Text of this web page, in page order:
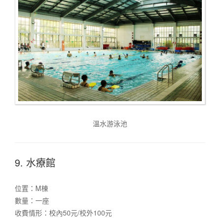
溫水游泳池
9. 水療館
位置：M棟
數量：一座
收費情形：校內50元/校外100元